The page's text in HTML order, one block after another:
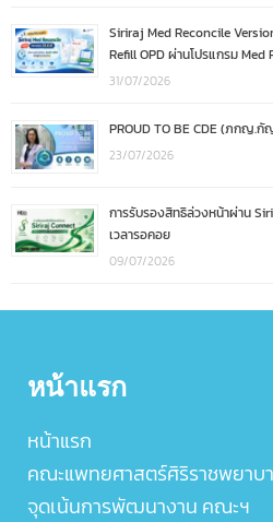
Siriraj Med Reconcile
Refill OPD ผ่านโปรแกรม Med
31/07/2026
PROUD TO BE CDE (ภกญ
23/07/2026
การรับรองสิทธิล่วงหน้าผ่าน
เวลารอคอย
09/07/2026
หน้าแรก
หน้าแรก
คณะแพทยศาสตร์ศิริราชพยาบ
จุดเน้นการพัฒนางาน คณะฯ